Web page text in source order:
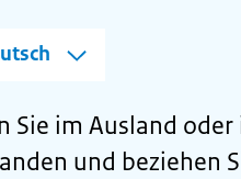
Sie im Ausland
und beziehen